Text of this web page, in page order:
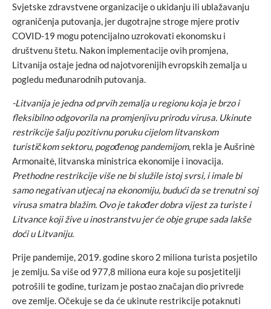
Svjetske zdravstvene organizacije o ukidanju ili ublažavanju
ograničenja putovanja, jer dugotrajne stroge mjere protiv
COVID-19 mogu potencijalno uzrokovati ekonomsku i
društvenu štetu. Nakon implementacije ovih promjena,
Litvanija ostaje jedna od najotvorenijih evropskih zemalja u
pogledu međunarodnih putovanja.
-Litvanija je jedna od prvih zemalja u regionu koja je brzo i
fleksibilno odgovorila na promjenjivu prirodu virusa. Ukinute
restrikcije šalju pozitivnu poruku cijelom litvanskom
turističkom sektoru, pogođenog pandemijom, rekla je Aušrinė
Armonaitė, litvanska ministrica ekonomije i inovacija.
Prethodne restrikcije više ne bi služile istoj svrsi, i imale bi
samo negativan utjecaj na ekonomiju, budući da se trenutni soj
virusa smatra blažim. Ovo je također dobra vijest za turiste i
Litvance koji žive u inostranstvu jer će obje grupe sada lakše
doći u Litvaniju.
Prije pandemije, 2019. godine skoro 2 miliona turista posjetilo
je zemlju. Sa više od 977,8 miliona eura koje su posjetitelji
potrošili te godine, turizam je postao značajan dio privrede
ove zemlje. Očekuje se da će ukinute restrikcije potaknuti